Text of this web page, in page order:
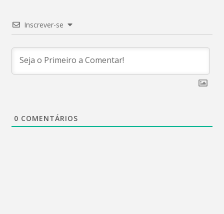
Inscrever-se
0 COMENTÁRIOS